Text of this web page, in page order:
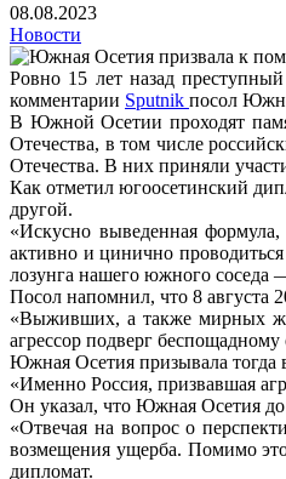
08.08.2023
Новости
Ровно 15 лет назад
комментарии Sputnik посол
В Южной Осетии проходят
Отечества, в том числе
Отечества. В них приняли
Как отметил югоосетинский
другой.
«Искусно выведенная
активно и цинично
лозунга нашего южного соседа
Посол напомнил, что 8 августа
«Выживших, а также мирных
агрессор подверг
Южная Осетия призывала тогда
«Именно Россия, призвавшая
Он указал, что Южная Осетия
«Отвечая на вопрос о
возмещения ущерба. Помимо
дипломат.